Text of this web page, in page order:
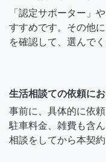
「認定サポーター」
すすめです。その他
を確認して、選んでく
生活相談ての依頼に
事前に、具体的に依
駐車料金、雑費も含
相談をしてから本契